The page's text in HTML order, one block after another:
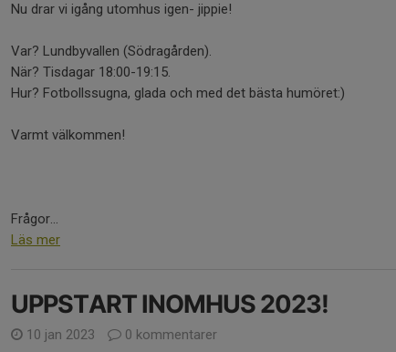
Nu drar vi igång utomhus igen- jippie!
Var? Lundbyvallen (Södragården).
När? Tisdagar 18:00-19:15.
Hur? Fotbollssugna, glada och med det bästa humöret:)
Varmt välkommen!
Frågor...
Läs mer
UPPSTART INOMHUS 2023!
10 jan 2023
0 kommentarer